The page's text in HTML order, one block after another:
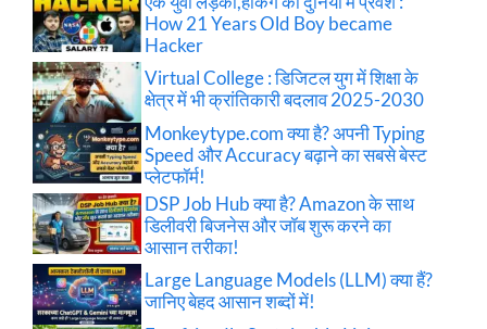
How 21 Years Old Boy became
Hacker
Virtual College : डिजिटल युग में शिक्षा के
क्षेत्र में भी क्रांतिकारी बदलाव 2025-2030
Monkeytype.com क्या है? अपनी Typing
Speed और Accuracy बढ़ाने का सबसे बेस्ट
प्लेटफॉर्म!
DSP Job Hub क्या है? Amazon के साथ
डिलीवरी बिजनेस और जॉब शुरू करने का
आसान तरीका!
Large Language Models (LLM) क्या हैं?
जानिए बेहद आसान शब्दों में!